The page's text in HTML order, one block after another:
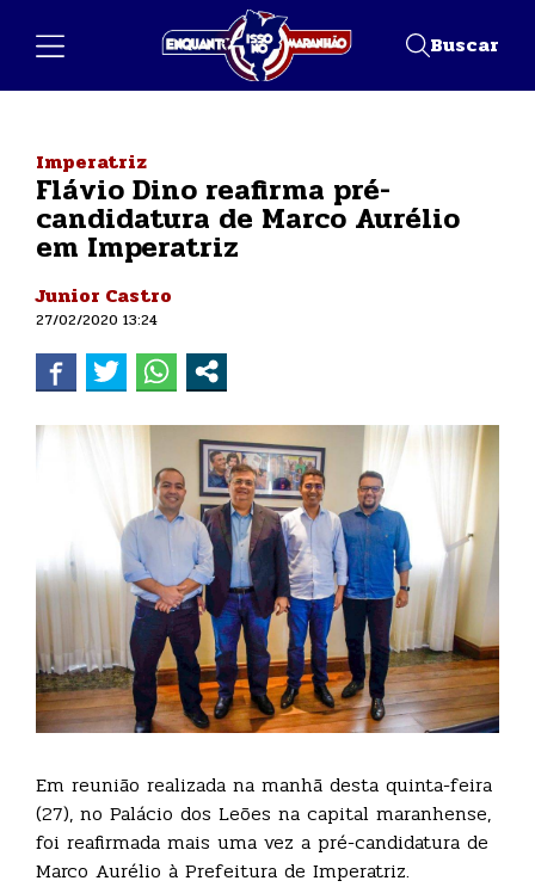
Buscar
Imperatriz
Flávio Dino reafirma pré-
candidatura de Marco Aurélio
em Imperatriz
Junior Castro
27/02/2020 13:24
Em reunião realizada na manhã desta quinta-feira
(27), no Palácio dos Leões na capital maranhense,
foi reafirmada mais uma vez a pré-candidatura de
Marco Aurélio à Prefeitura de Imperatriz.